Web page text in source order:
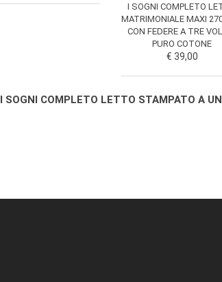
I SOGNI COMPLETO
MATRIMONIALE MAXI
CON FEDERE A TRE
PURO COTONE
€ 39,00
I SOGNI COMPLETO LETTO STAMPATO A